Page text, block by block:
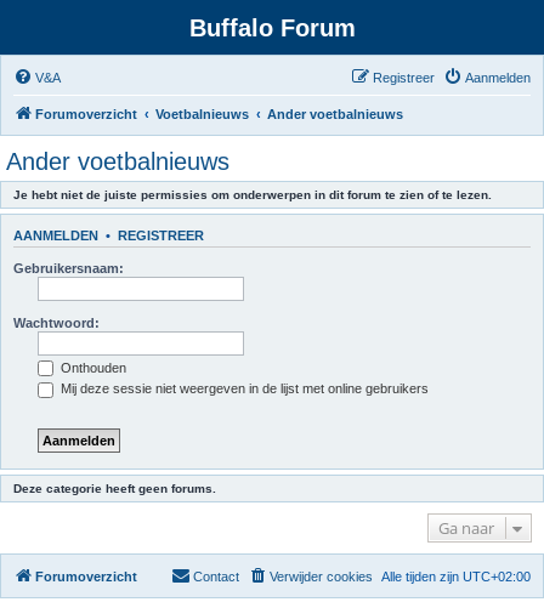
Buffalo Forum
V&A Aanmelden
Registreer
Forumoverzicht Voetbalnieuws Ander voetbalnieuws
Ander voetbalnieuws
Je hebt niet de juiste permissies om onderwerpen in dit forum te zien of te lezen.
AANMELDEN • REGISTREER
Gebruikersnaam:
Wachtwoord:
Onthouden
Mij deze sessie niet weergeven in de lijst met online gebruikers
Deze categorie heeft geen forums.
Ga naar
Forumoverzicht Alle tijden zijn UTC+02:00
Verwijder cookies
Contact